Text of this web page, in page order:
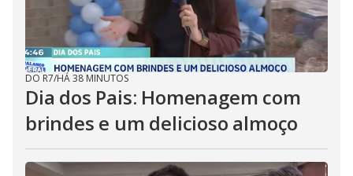
DO R7/HÁ 38 MINUTOS
Dia dos Pais: Homenagem com
brindes e um delicioso almoço